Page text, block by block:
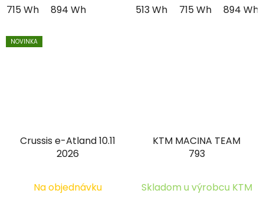
715 Wh 894 Wh 513 Wh 715 Wh 894 Wh
NOVINKA
Crussis e-Atland 10.11
2026
Na objednávku
KTM MACINA TEAM
793
Skladom u výrobcu KTM